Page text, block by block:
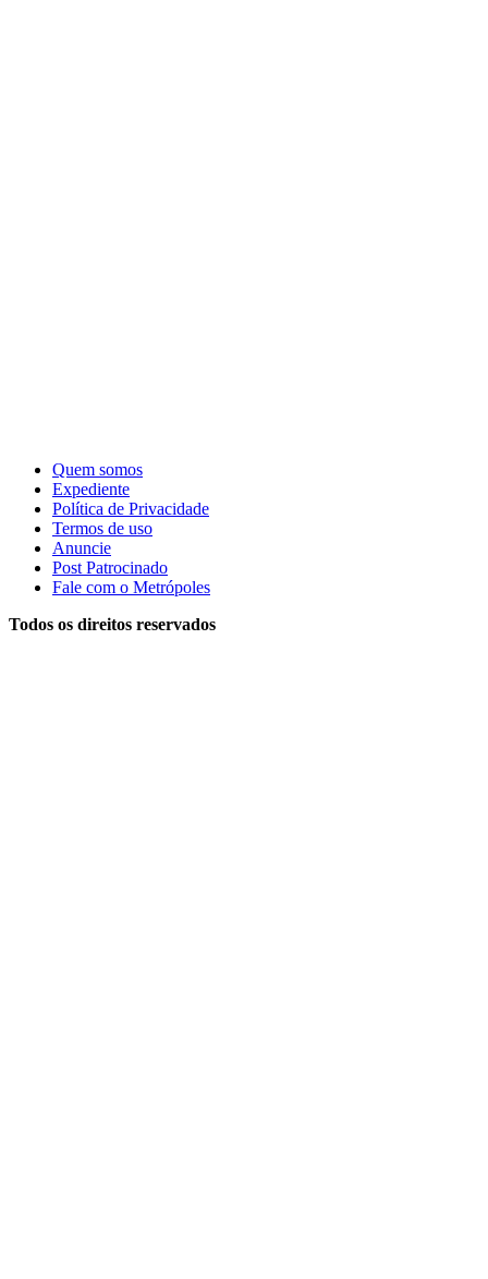
Quem somos
Expediente
Política de Privacidade
Termos de uso
Anuncie
Post Patrocinado
Fale com o Metrópoles
Todos os direitos reservados